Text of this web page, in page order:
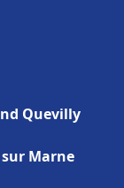
Quevilly
Marne